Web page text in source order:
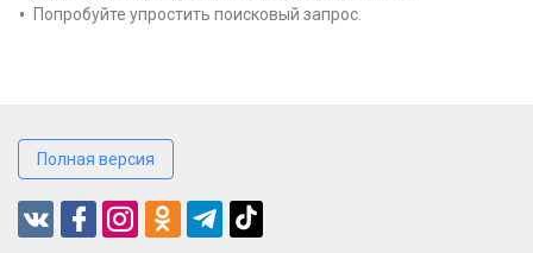
Попробуйте упростить поисковый запрос.
Полная версия